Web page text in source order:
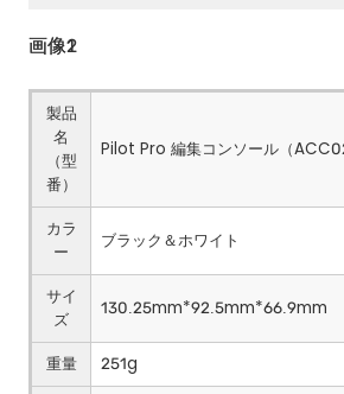
画像1
画像2
製品
名
（型
番）
Pilot Pro 編集コンソール（
カラ
ー
ブラック＆ホワイト
サイ
ズ
130.25mm*92.5mm*66.9mm
重量 251g